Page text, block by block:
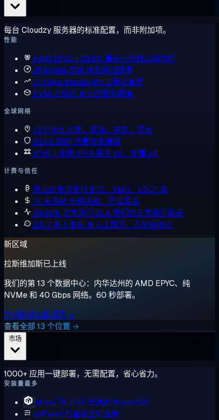
每台 Cloudzy 服务器的标准配置，而非附加项。
性能
AMD EPYC + DDR5 最新一代核心与内存
纯 NVMe 存储绝无机械硬盘
10 Gbps Bandwidth 高吞吐套餐
KVM 虚拟化 真正的硬件隔离
全球网络
13个地点 北美、欧洲、中东、亚太
DDoS 防护 内置攻击缓解
IPv6 + 专用 IPv4 原生 v6，专属 v4
计费与信任
用加密货币支付 BTC、XMR、USDT 等
14 天退款全额退款，无需理由
99.95% 正常运行 SLA我们的正常运行承诺
24/7 真人支持 真人工程师，几分钟响应
新区域
拉斯维加斯已上线
我们的第 13 个数据中心：内华达州的 AMD EPYC、纯
NVMe 和 40 Gbps 网络。60 秒部署。
在拉斯维加斯部署 →
查看全部 13 个位置 →
1000+ 应用一键部署，无需配置，省心省力。
安装量最多
MikroTik CHR 云端的 RouterOS
aaPanel轻量级主机面板